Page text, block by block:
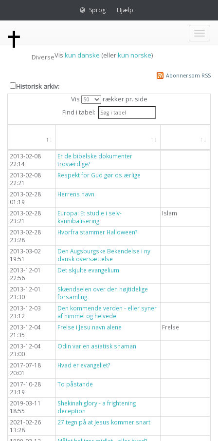
Sprog Hjælp
Toggle
DiverseVis kun danske (ellerkun norske)
Abonner som RSS
Historisk arkiv:
Vis
rækker pr. side
Find i tabel:
2013-02-08
22:14
Er de bibelske dokumenter
troværdige?
2013-02-08
22:21
Respekt for Gud gør os ærlige
2013-02-28
01:19
Herrens navn
2013-02-28
23:21
Europa: Et studie i selv-
kannibalisering
Islam
2013-02-28
23:28
Hvorfra stammer Halloween?
2013-03-02
19:51
Den Augsburgske Bekendelse i ny
dansk oversættelse
2013-12-01
22:56
Det skjulte evangelium
2013-12-01
23:30
Skændselen over den højtidelige
forsamling
2013-12-03
23:12
Den kommende verden - eller syner
af himmel og helvede
2013-12-04
21:35
Frelse i Jesu navn alene Frelse
2013-12-04
23:00
Odin var en asiatisk shaman
2017-07-18
20:01
Hvad er evangeliet?
2017-10-28
23:19
To påstande
2019-03-11
18:55
Shekinah glory - a frightening
deception
2021-02-26
13:28
27 tegn på at Jesus kommer snart